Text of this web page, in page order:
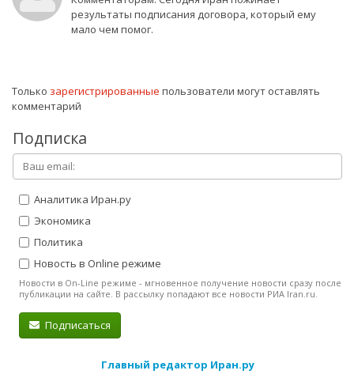
результаты подписания договора, который ему
мало чем помог.
Только зарегистрированные пользователи могут оставлять
комментарий
Подписка
Аналитика Иран.ру
Экономика
Политика
Новость в Online режиме
Новости в On-Line режиме - мгновенное получение новости сразу после
публикации на сайте. В рассылку попадают все новости РИА Iran.ru.
Подписаться
Главный редактор Иран.ру